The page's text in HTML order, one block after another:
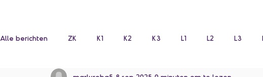
Alle berichten ZK K1 K2 K3 L1 L2 L3